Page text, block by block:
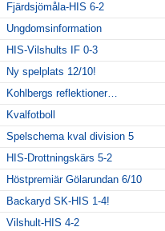
Fjärdsjömåla-HIS 6-2
Ungdomsinformation
HIS-Vilshults IF 0-3
Ny spelplats 12/10!
Kohlbergs reflektioner…
Kvalfotboll
Spelschema kval division 5
HIS-Drottningskärs 5-2
Höstpremiär Gölarundan 6/10
Backaryd SK-HIS 1-4!
Vilshult-HIS 4-2